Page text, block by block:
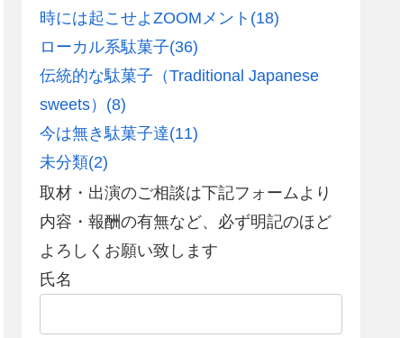
時には起こせよZOOMメント (18)
ローカル系駄菓子(36)
伝統的な駄菓子（Traditional Japanese
sweets） (8)
今は無き駄菓子達(11)
未分類(2)
取材・出演のご相談は下記フォームより
内容・報酬の有無など、必ず明記のほど
よろしくお願い致します
氏名